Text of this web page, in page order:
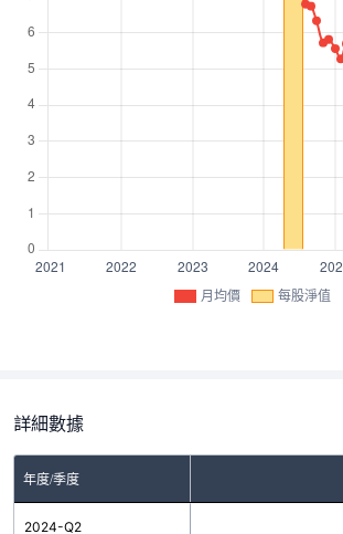
月均價 每股淨值
詳細數據
年度/季度
2024-Q2